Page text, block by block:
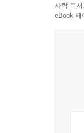
토지를
그러나
괴벨스
물질주
몰락을
나치 운
사명과
다른
실제로
“총통
사락 독
eBook 페